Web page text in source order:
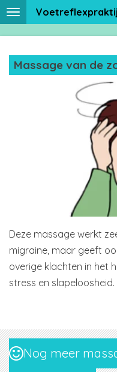
Ga
de
hoofdinhoud
Massage van de
Deze massage werkt
migraine, maar geeft
overige klachten in het
stress en slapeloosheid.
Nog meer